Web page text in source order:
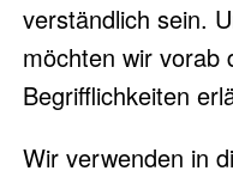
verständlich sein.
möchten wir vorab
Begrifflichkeiten
Wir verwenden in